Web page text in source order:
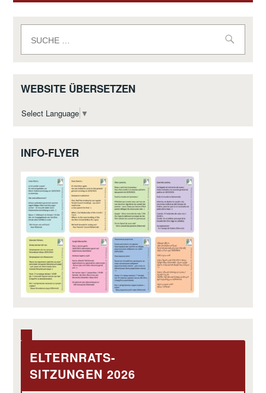
Suche
nach:
WEBSITE ÜBERSETZEN
Select Language ▼
INFO-FLYER
ELTERNRATS-
SITZUNGEN 2026